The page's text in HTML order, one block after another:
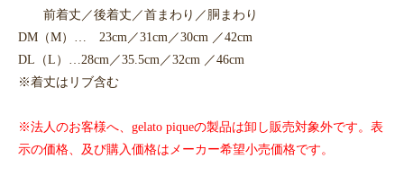
前着丈／後着丈／首まわり／胴まわり
DM（M）… 23cm／31cm／30cm ／42cm
DL（L）…28cm／35.5cm／32cm ／46cm
※着丈はリブ含む
※法人のお客様へ、gelato piqueの製品は卸し販売対象外です。表
示の価格、及び購入価格はメーカー希望小売価格です。